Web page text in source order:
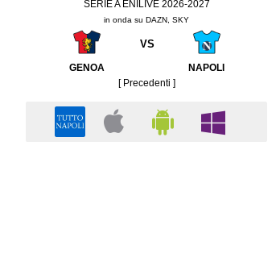
SERIE A ENILIVE 2026-2027
in onda su DAZN, SKY
VS
GENOA
NAPOLI
[ Precedenti ]